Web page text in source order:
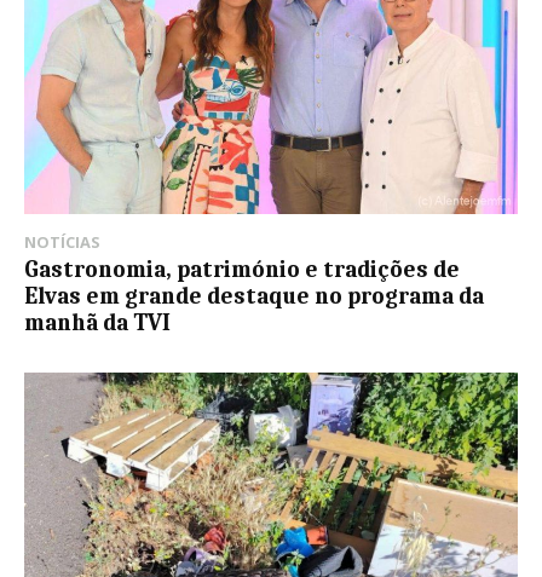
NOTÍCIAS
Gastronomia, património e tradições de
Elvas em grande destaque no programa da
manhã da TVI